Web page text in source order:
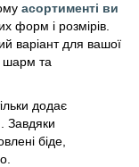
асортименті ви
форм і розмірів.
варіант для вашої
шарм та
додає
Завдяки
біде,